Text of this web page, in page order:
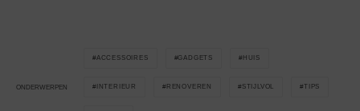
ONDERWERPEN
ACCESSOIRES GADGETS HUIS
INTERIEUR RENOVEREN STIJLVOL TIPS